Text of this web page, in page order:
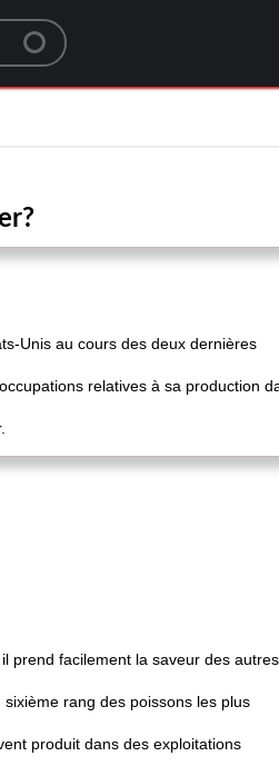
Unis au cours des deux dernières
relatives à sa production
prend facilement la saveur des autres
rang des poissons les plus
produit dans des exploitations